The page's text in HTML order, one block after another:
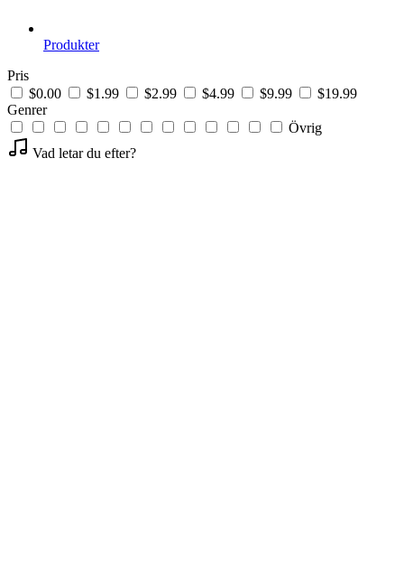
Produkter
Pris
$0.00
$1.99 $2.99 $4.99 $9.99
$19.99
Genrer
Övrig
Vad letar du efter?